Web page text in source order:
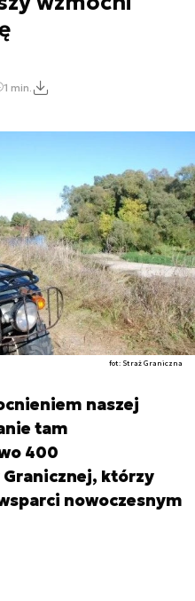
1 min.
fot: Straż Graniczna
naszej
tam
400
którzy
nowoczesnym